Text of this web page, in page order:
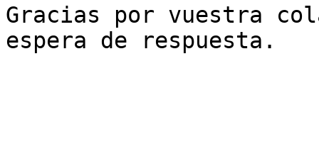
Gracias por vuestra
espera de respuesta.